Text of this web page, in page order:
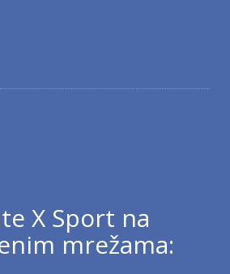
X Sport na
mrežama: